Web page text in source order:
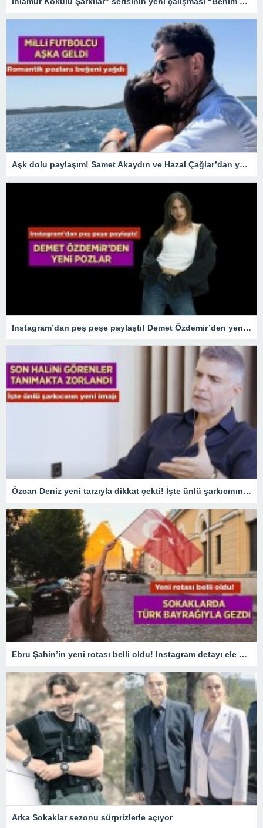
Aşk dolu paylaşım! Samet Akaydın ve Hazal Çağlar’dan yeni kareler
Instagram’dan peş peşe paylaştı! Demet Özdemir’den yeni pozlar
Özcan Deniz yeni tarzıyla dikkat çekti! İşte ünlü şarkıcının son imajı
Ebru Şahin’in yeni rotası belli oldu! Instagram detayı ele verdi
Arka Sokaklar sezonu sürprizlerle açıyor